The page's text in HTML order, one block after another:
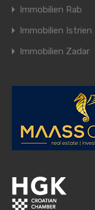
Immobilien Rab
Immobilien Istrien
Immobilien Zadar